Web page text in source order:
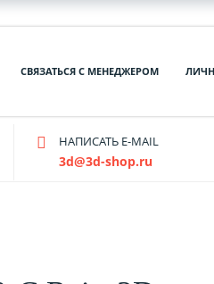
СВЯЗАТЬСЯ С МЕНЕДЖЕРОМ
НАПИСАТЬ E-MAIL
3d@3d-shop.ru